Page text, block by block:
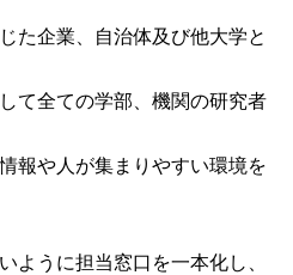
た企業、自治体及び他大学と
て全ての学部、機関の研究者
報や人が集まりやすい環境を
うに担当窓口を一本化し、